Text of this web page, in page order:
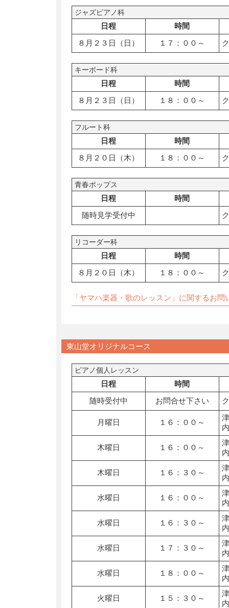
ジャズピアノ科
日程
時間
８月２３日（日）
１７：００～
キーボード科
日程
時間
８月２３日（日）
１８：００～
フルート科
日程
時間
８月２０日（木）
１８：００～
青春ポップス
日程
時間
随時見学受付中
リコーダー科
日程
時間
８月２０日（木）
１８：００～
「ヤマハ楽器・歌のレッスン」に関するお問
東山堂オリジナルコース
ピアノ個人レッスン
日程
時間
随時受付中
お問合せ下さい
月曜日 １６：００～
木曜日 １６：００～
木曜日 １６：３０～
水曜日 １６：００～
水曜日 １６：３０～
水曜日 １７：３０～
水曜日 １８：００～
火曜日 １５：３０～